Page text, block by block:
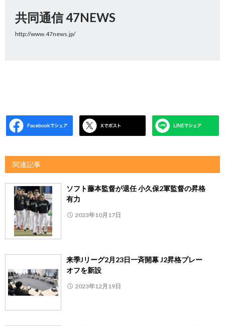
共同通信 47NEWS
http://www.47news.jp/
関連記事
ソフト藤本監督が退任 小久保2軍監督の昇格
有力
2023年10月17日
来季Jリーグ2月23日一斉開幕 J2昇格プレー
オフを新設
2023年12月19日